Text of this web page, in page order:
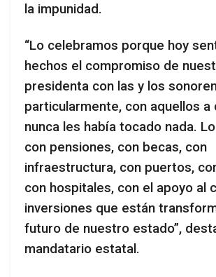
la impunidad.
“Lo celebramos porque hoy
hechos el compromiso de
presidenta con las y los
particularmente, con aquellos a
nunca les había tocado nada.
con pensiones, con becas, con
infraestructura, con puertos,
con hospitales, con el apoyo al
inversiones que están
futuro de nuestro estado”,
mandatario estatal.